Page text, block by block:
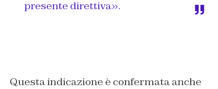
presente direttiva».
Questa indicazione è confermata anche